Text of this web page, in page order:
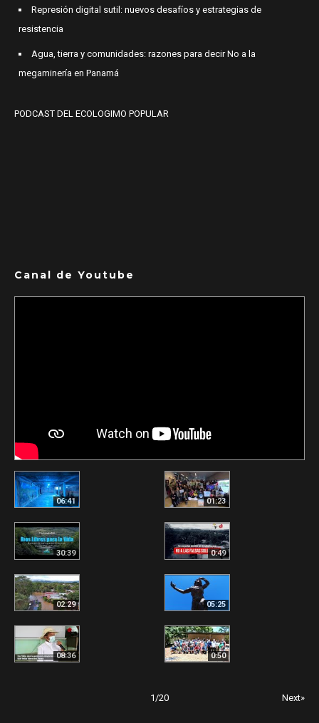
Represión digital sutil: nuevos desafíos y estrategias de
resistencia
Agua, tierra y comunidades: razones para decir No a la
megaminería en Panamá
PODCAST DEL ECOLOGIMO POPULAR
Canal de Youtube
06:41 01:23
30:39 0:49
02:29 05:25
08:36 0:50
1/20 Next»